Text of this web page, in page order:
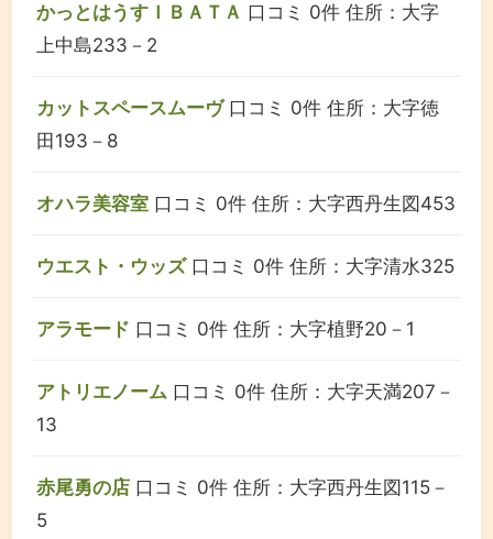
かっとはうすＩＢＡＴＡ 口コミ 0件 住所：大字
上中島233－2
カットスペースムーヴ 口コミ 0件 住所：大字徳
田193－8
オハラ美容室 口コミ 0件 住所：大字西丹生図453
ウエスト・ウッズ 口コミ 0件 住所：大字清水325
アラモード 口コミ 0件 住所：大字植野20－1
アトリエノーム 口コミ 0件 住所：大字天満207－
13
赤尾勇の店 口コミ 0件 住所：大字西丹生図115－
5